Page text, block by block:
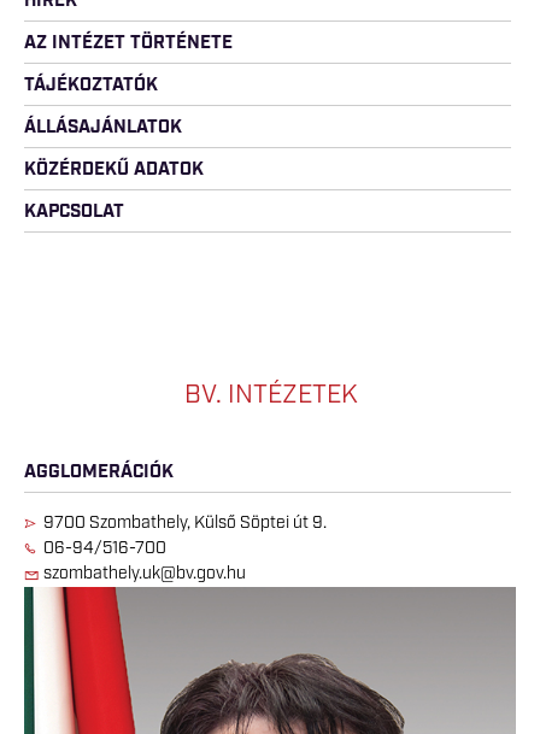
AZ INTÉZET TÖRTÉNETE
TÁJÉKOZTATÓK
ÁLLÁSAJÁNLATOK
KÖZÉRDEKŰ ADATOK
KAPCSOLAT
BV. INTÉZETEK
AGGLOMERÁCIÓK
9700 Szombathely, Külső Söptei út 9.
06-94/516-700
szombathely.uk@bv.gov.hu